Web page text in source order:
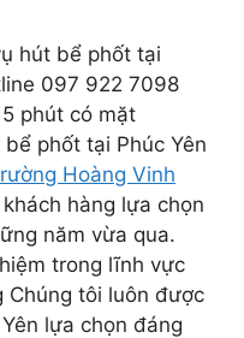
hút bể phốt tại
097 922 7098
phút có mặt
phốt tại Phúc Yên
Hoàng Vinh
hàng lựa chọn
năm vừa qua.
trong lĩnh vực
Chúng tôi luôn được
lựa chọn đáng